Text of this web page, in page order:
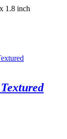
1.8 inch